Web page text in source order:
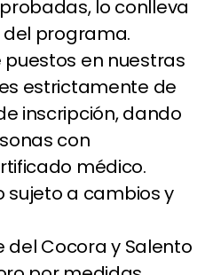
lo conlleva
programa.
puestos en nuestras
estrictamente de
inscripción, dando
con
médico.
sujeto a cambios y
del Cocora y Salento